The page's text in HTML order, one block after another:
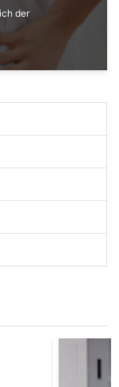
physiotherapie-
mehrere-
der